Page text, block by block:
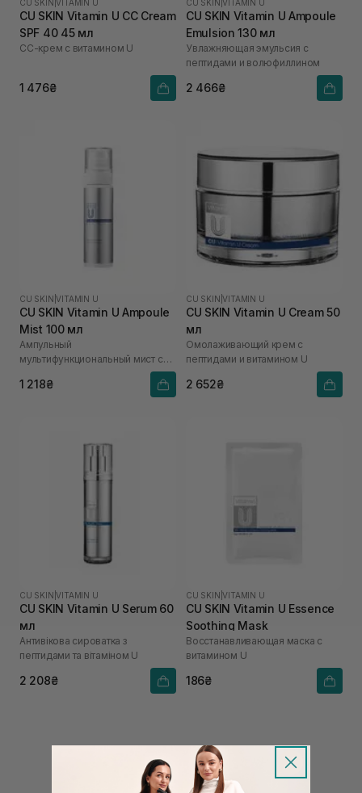
CU SKIN |VITAMIN U
CU SKIN Vitamin U CC Cream
SPF 40 45 мл
СС-крем с витамином U
1 476₴
CU SKIN |VITAMIN U
CU SKIN Vitamin U Ampoule
Emulsion 130 мл
Увлажняющая эмульсия с
пептидами и волюфиллином
2 466₴
CU SKIN |VITAMIN U
CU SKIN Vitamin U Ampoule
Mist 100 мл
Ампульный
мультифункциональный мист с
1 218₴
CU SKIN |VITAMIN U
CU SKIN Vitamin U Cream 50
мл
Омолаживающий крем с
пептидами и витамином U
2 652₴
CU SKIN |VITAMIN U
CU SKIN Vitamin U Serum 60
мл
Антивікова сироватка з
пептидами та вітаміном U
2 208₴
CU SKIN |VITAMIN U
CU SKIN Vitamin U Essence
Soothing Mask
Восстанавливающая маска с
витамином U
186₴